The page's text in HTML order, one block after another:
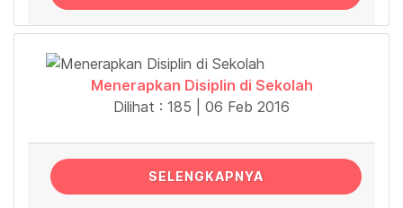
Menerapkan Disiplin di Sekolah
Dilihat : 185 | 06 Feb 2016
SELENGKAPNYA